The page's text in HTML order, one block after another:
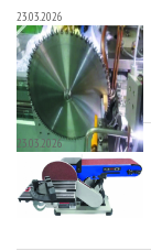
23.03.2026
23.03.2026